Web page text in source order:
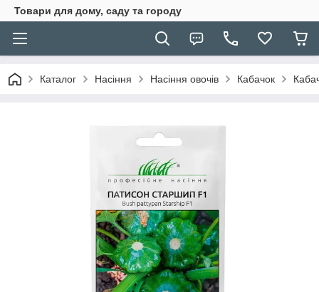
Товари для дому, саду та городу
Каталог Насіння Насіння овочів Кабачок